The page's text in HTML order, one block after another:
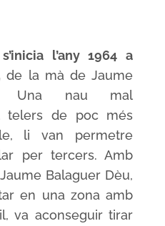
l’any 1964 a
de la mà de Jaume
Una nau mal
telers de poc més
li van permetre
per tercers. Amb
Balaguer Dèu,
en una zona amb
va aconseguir tirar